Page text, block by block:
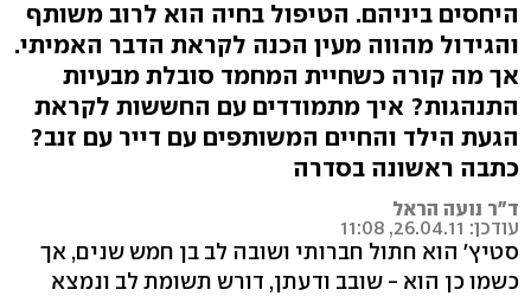
היחסים ביניהם. הטיפול בחיה הוא לרוב משותף
והגידול מהווה מעין הכנה לקראת הדבר האמיתי.
אך מה קורה כשחיית המחמד סובלת מבעיות
התנהגות? איך מתמודדים עם החששות לקראת
הגעת הילד והחיים המשותפים עם דייר עם זנב?
כתבה ראשונה בסדרה
ד"ר נועה הראל
עודכן: 26.04.11, 11:08
סטיץ' הוא חתול חברותי ושובה לב בן חמש שנים, אך
כשמו כן הוא - שובב ודעתן, דורש תשומת לב ונמצא